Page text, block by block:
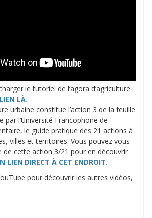
le tutoriel de l’agora d’agriculture
LÀ.
urbaine constitue l’action 3 de la feuille
par l’Université Francophone de
le guide pratique des 21 actions à
villes et territoires. Vous pouvez vous
de cette action 3/21 pour en découvrir
LIEN DIRECT À CET ENDROIT.
pour découvrir les autres vidéos,